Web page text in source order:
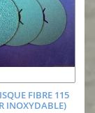
FIBRE 115
INOXYDABLE)